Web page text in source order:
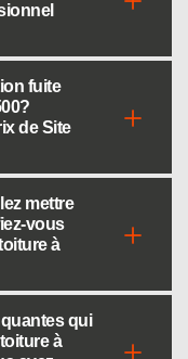
fuite
de Site
mettre
vous
à
qui
à